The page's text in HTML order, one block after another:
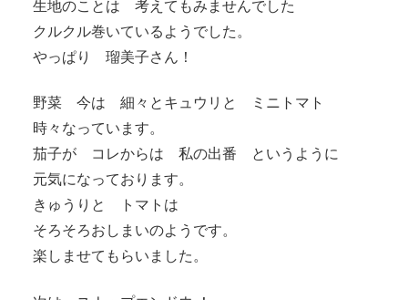
生地のことは 考えてもみませんでした
クルクル巻いているようでした。
やっぱり 瑠美子さん！
野菜 今は 細々とキュウリと ミニトマト
時々なっています。
茄子が コレからは 私の出番 というように
元気になっております。
きゅうりと トマトは
そろそろおしまいのようです。
楽しませてもらいました。